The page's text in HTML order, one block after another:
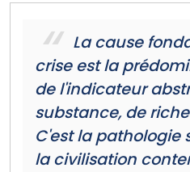
La cause
crise est la
de l'indicateur
substance, de
C'est la pathologie
la civilisation